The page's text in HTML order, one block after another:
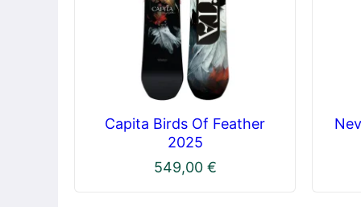
Capita Birds Of Feather
2025
549,00 €